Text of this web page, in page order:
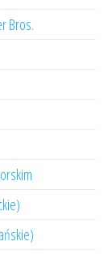
Bros.